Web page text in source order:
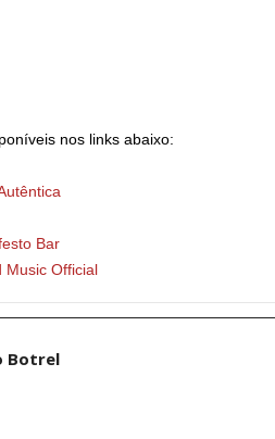
nos links abaixo:
Bar
Music Official
Botrel